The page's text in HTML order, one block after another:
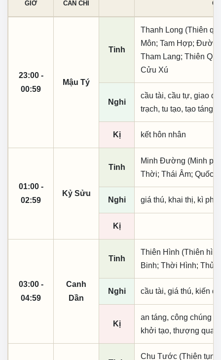
GIỜ CAN CHI
23:00 -
00:59
Mậu Tý
Tinh
Thanh Long (Thiên
Môn; Tam Hợp;
Tham Lang; Thiên
Cửu Xú
Nghi
cầu tài, cầu tự, giao
trạch, tu tạo, tạo táng,
Kị kết hôn nhân
01:00 -
02:59
Kỷ Sửu
Tinh
Minh Đường (Minh
Thời; Thái Âm; Quốc
Nghi giá thú, khai thị, kì
Kị
03:00 -
04:59
Canh
Dần
Tinh
Thiên Hình (Thiên
Binh; Thời Hình;
Nghi cầu tài, giá thú, kiến
Kị
an táng, công chúng
khởi tạo, thượng
Chu Tước (Thiên